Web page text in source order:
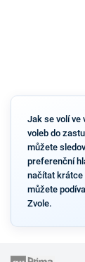
Jak se volí ve
voleb do
můžete
preferenční
načítat krátce
můžete
Zvole.